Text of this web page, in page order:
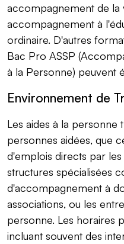
accompagnement de la
accompagnement à
ordinaire. D'autres
Bac Pro ASSP
à la Personne) peuvent
Environnement de
Les aides à la personne
personnes aidées, que
d'emplois directs par
structures spécialisées
d'accompagnement à
associations, ou les
personne. Les horaires
incluant souvent des